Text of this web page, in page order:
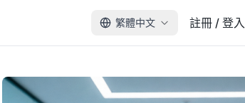
繁體中文 註冊 / 登入